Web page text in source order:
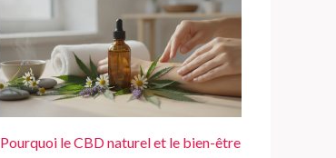
Pourquoi le CBD naturel et le bien-être